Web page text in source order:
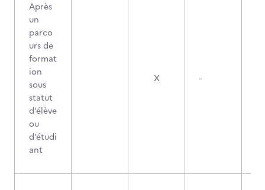
Après
un
parco
urs de
format
ion
sous
statut
d’élève
ou
d’étudi
ant
X -